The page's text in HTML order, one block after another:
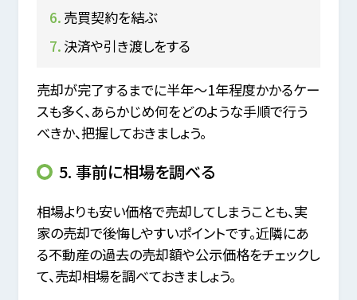
売買契約を結ぶ
決済や引き渡しをする
売却が完了するまでに半年～1年程度かかるケー
スも多く、あらかじめ何をどのような手順で行う
べきか、把握しておきましょう。
5. 事前に相場を調べる
相場よりも安い価格で売却してしまうことも、実
家の売却で後悔しやすいポイントです。近隣にあ
る不動産の過去の売却額や公示価格をチェックし
て、売却相場を調べておきましょう。